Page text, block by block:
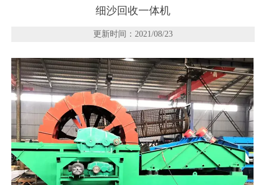
细沙回收一体机
更新时间：2021/08/23